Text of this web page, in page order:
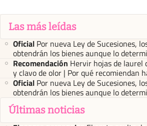
Las más leídas
Oficial Por nueva Ley de Sucesiones,
obtendrán los bienes aunque lo
Recomendación Hervir hojas de laurel
y clavo de olor | Por qué recomiendan
Oficial Por nueva Ley de Sucesiones,
obtendrán los bienes aunque lo
Últimas noticias